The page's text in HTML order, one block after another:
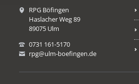
RPG Böfingen
Haslacher Weg 89
89075 Ulm
0731 161-5170
rpg@ulm-boefingen.de